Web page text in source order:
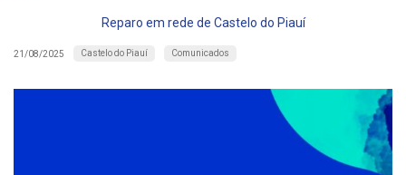
Reparo em rede de Castelo do Piauí
21/08/2025 Castelo do Piauí Comunicados